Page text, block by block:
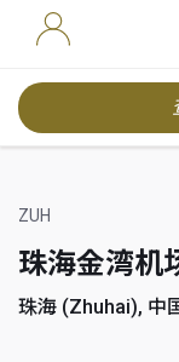
ZUH
珠海金湾机
珠海 (Zhuhai), 中